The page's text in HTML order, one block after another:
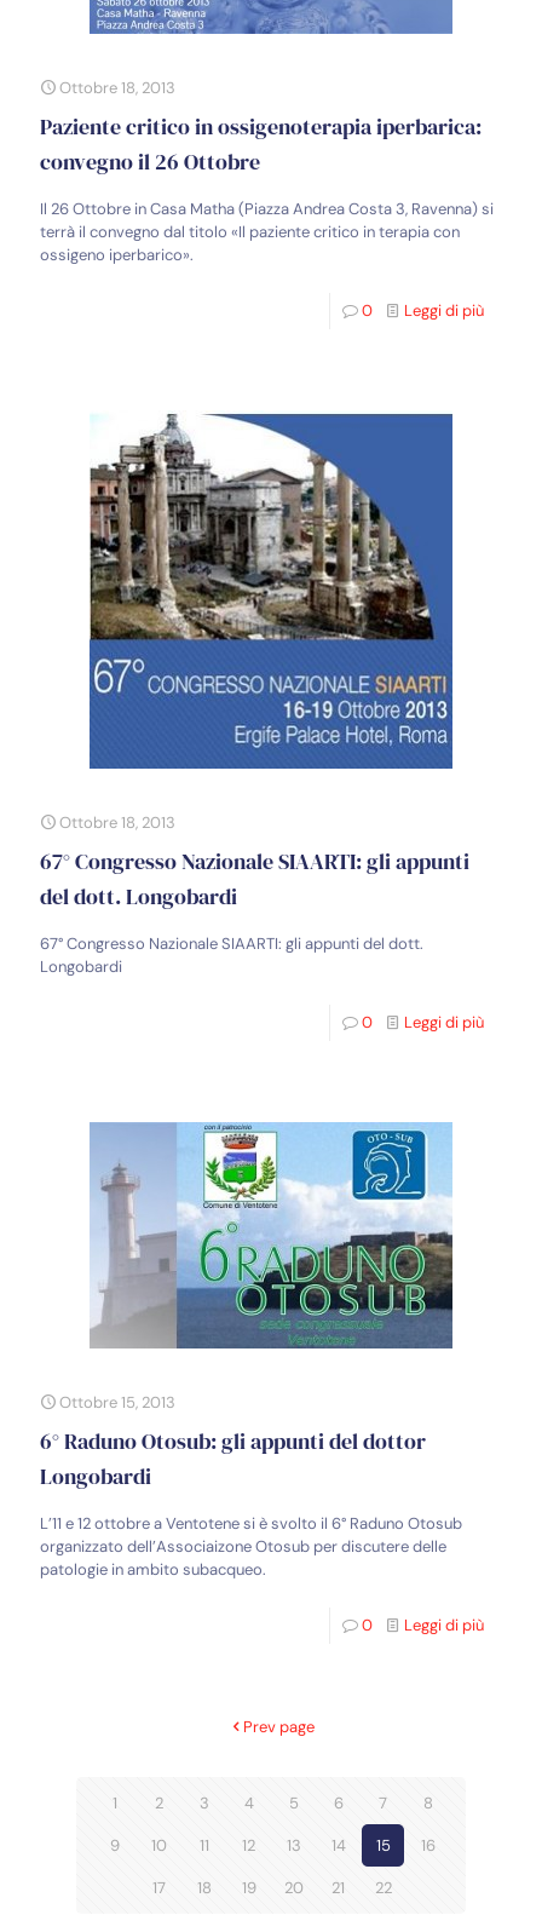
Ottobre 18, 2013
Paziente critico in ossigenoterapia iperbarica:
convegno il 26 Ottobre
Il 26 Ottobre in Casa Matha (Piazza Andrea Costa 3, Ravenna) si
terrà il convegno dal titolo «Il paziente critico in terapia con
ossigeno iperbarico».
0 Leggi di più
Ottobre 18, 2013
67° Congresso Nazionale SIAARTI: gli appunti
del dott. Longobardi
67° Congresso Nazionale SIAARTI: gli appunti del dott.
Longobardi
0 Leggi di più
Ottobre 15, 2013
6° Raduno Otosub: gli appunti del dottor
Longobardi
L’11 e 12 ottobre a Ventotene si è svolto il 6° Raduno Otosub
organizzato dell’Associaizone Otosub per discutere delle
patologie in ambito subacqueo.
0 Leggi di più
Prev page
1 2 3 4 5 6 7 8
9 10 11 12 13 14 15 16
17 18 19 20 21 22